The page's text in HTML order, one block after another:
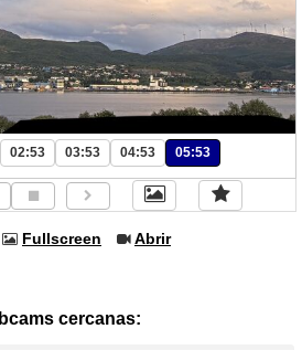
02:53 03:53 04:53 05:53
Fullscreen Abrir
cercanas: